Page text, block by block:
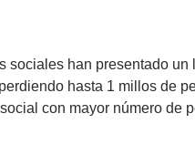
han presentado un
hasta 1 millos de
con mayor número de